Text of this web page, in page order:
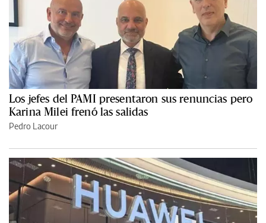
Los jefes del PAMI presentaron sus renuncias pero
Karina Milei frenó las salidas
Pedro Lacour